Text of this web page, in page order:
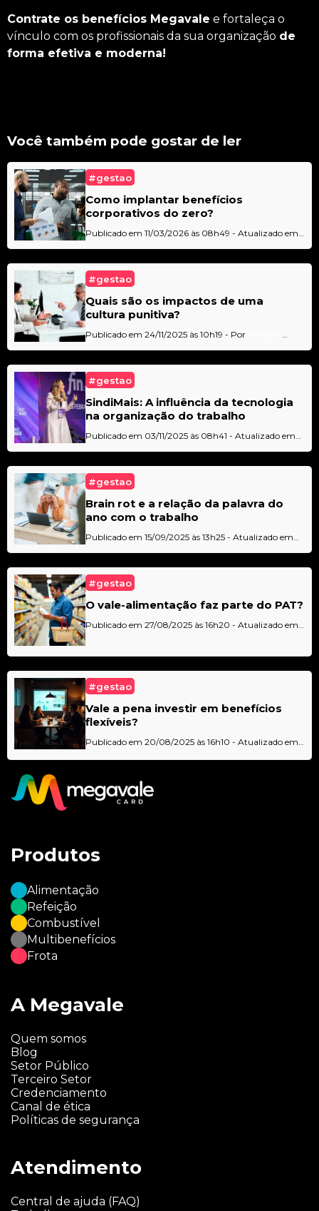
Contrate os benefícios Megavale e fortaleça o
vínculo com os profissionais da sua organização de
forma efetiva e moderna!
Você também pode gostar de ler
Como implantar benefícios
corporativos do zero?
Publicado em 11/03/2026 às 08h49 - Atualizado em
#gestao
Quais são os impactos de uma
cultura punitiva?
Publicado em 24/11/2025 às 10h19 - Por
#gestao
SindiMais: A influência da tecnologia
na organização do trabalho
Publicado em 03/11/2025 às 08h41 - Atualizado em
#gestao
Brain rot e a relação da palavra do
ano com o trabalho
Publicado em 15/09/2025 às 13h25 - Atualizado em
#gestao
O vale-alimentação faz parte do PAT?
Publicado em 27/08/2025 às 16h20 - Atualizado em
#gestao
Vale a pena investir em benefícios
flexíveis?
Publicado em 20/08/2025 às 16h10 - Atualizado em
#gestao
Produtos
Alimentação
Refeição
Combustível
Multibenefícios
Frota
A Megavale
Quem somos
Blog
Setor Público
Terceiro Setor
Credenciamento
Canal de ética
Políticas de segurança
Atendimento
Central de ajuda (FAQ)